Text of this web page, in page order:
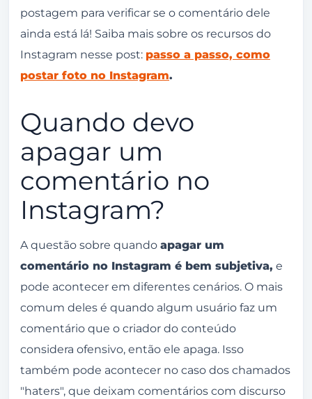
postagem para verificar se o comentário dele
ainda está lá! Saiba mais sobre os recursos do
Instagram nesse post: passo a passo, como
postar foto no Instagram.
Quando devo
apagar um
comentário no
Instagram?
A questão sobre quando apagar um
comentário no Instagram é bem subjetiva, e
pode acontecer em diferentes cenários. O mais
comum deles é quando algum usuário faz um
comentário que o criador do conteúdo
considera ofensivo, então ele apaga. Isso
também pode acontecer no caso dos chamados
"haters", que deixam comentários com discurso